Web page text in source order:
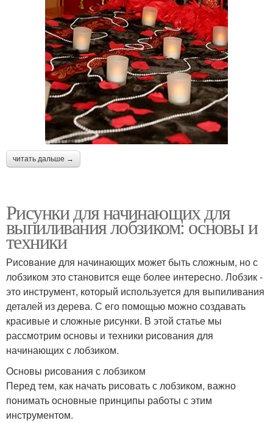
читать дальше →
Рисунки для начинающих для
выпиливания лобзиком: основы и
техники
Рисование для начинающих может быть сложным, но с
лобзиком это становится еще более интересно. Лобзик -
это инструмент, который используется для выпиливания
деталей из дерева. С его помощью можно создавать
красивые и сложные рисунки. В этой статье мы
рассмотрим основы и техники рисования для
начинающих с лобзиком.
Основы рисования с лобзиком
Перед тем, как начать рисовать с лобзиком, важно
понимать основные принципы работы с этим
инструментом.